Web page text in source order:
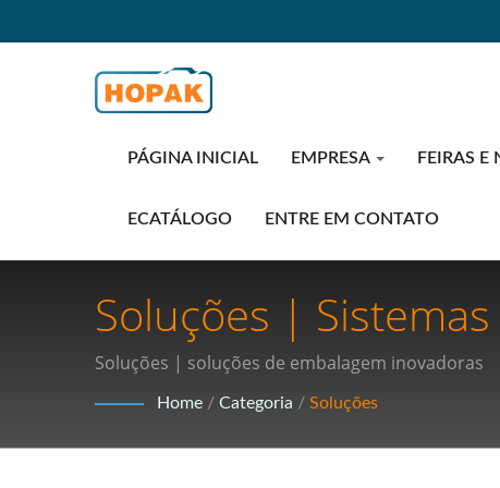
PÁGINA INICIAL EMPRESA FEIRAS E
ECATÁLOGO ENTRE EM CONTATO
Soluções |
Segurança E
Soluções | soluções de embalagem inovadoras
Home / Categoria / Soluções